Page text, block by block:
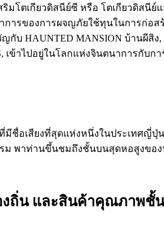
โตเกียวดิสนีย์ซี หรือ โตเกียวดิสนี
ารของการผจญภัยใช้ทุนในการก่อ
กับ HAUNTED MANSION บ้านผีสิ
เข้าไปอยู่ในโลกแห่งจินตนาการ
ชื่อเสียงที่สุดแห่งหนึ่งในประเทศญี่
พาท่านขึ้นชมถึงชั้นบนสุดหอสูงของ
ถิ่น และสินค้าคุณภาพชั้